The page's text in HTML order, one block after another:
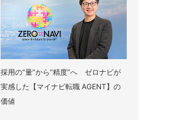
採用の“量”から“精度”へ ゼロナビが
実感した【マイナビ転職 AGENT】の
価値